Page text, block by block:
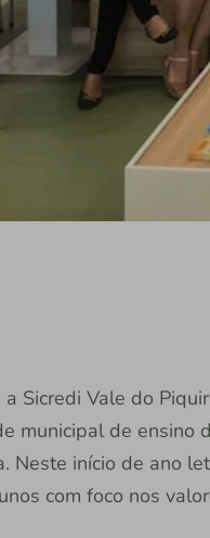
Sicredi Vale do
municipal de ensino
Neste início de ano
com foco nos